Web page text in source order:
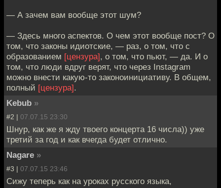
— А зачем вам вообще этот шум?
— Здесь много аспектов. О чем этот вообще пост? О
том, что законы идиотские, — раз, о том, что с
образованием [цензура], о том, что пьют, — да. И о
том, что люди вдруг верят, что через Instagram
можно внести какую-то законоинициативу. В общем,
полный [цензура].
Kebub »
#2 | 07.07.15 23:30
Шнур, как же я жду твоего концерта 16 числа)) уже
третий за год и как вчегда будет отлично.
Nagare »
#3 | 07.07.15 23:46
Сижу теперь как на уроках русского языка,